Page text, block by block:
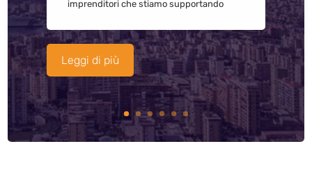
imprenditori che stiamo supportando
Leggi di più